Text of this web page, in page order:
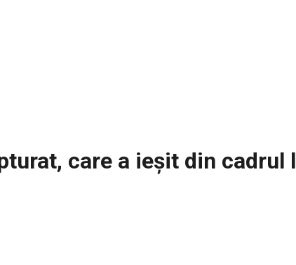
care a ieșit din cadrul